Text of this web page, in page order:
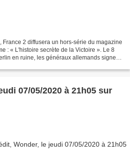
2 diffusera un hors-série du magazine
: « L'histoire secrète de la Victoire ». Le 8
en ruine, les généraux allemands signent
07/05/2020 à 21h05 sur